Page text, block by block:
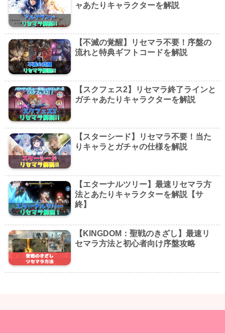
ャあたりキャラクターを解説
【不滅の覚醒】リセマラ不要！序盤の
流れと特典ギフトコードを解説
【スクフェス2】リセマラ終了ラインと
ガチャあたりキャラクターを解説
【スターシード】リセマラ不要！当た
りキャラとガチャの仕様を解説
【エターナルツリー】最速リセマラ方
法とあたりキャラクターを解説【サ
終】
【KINGDOM：聖戦のきざし】最速リ
セマラ方法と初心者向け序盤攻略